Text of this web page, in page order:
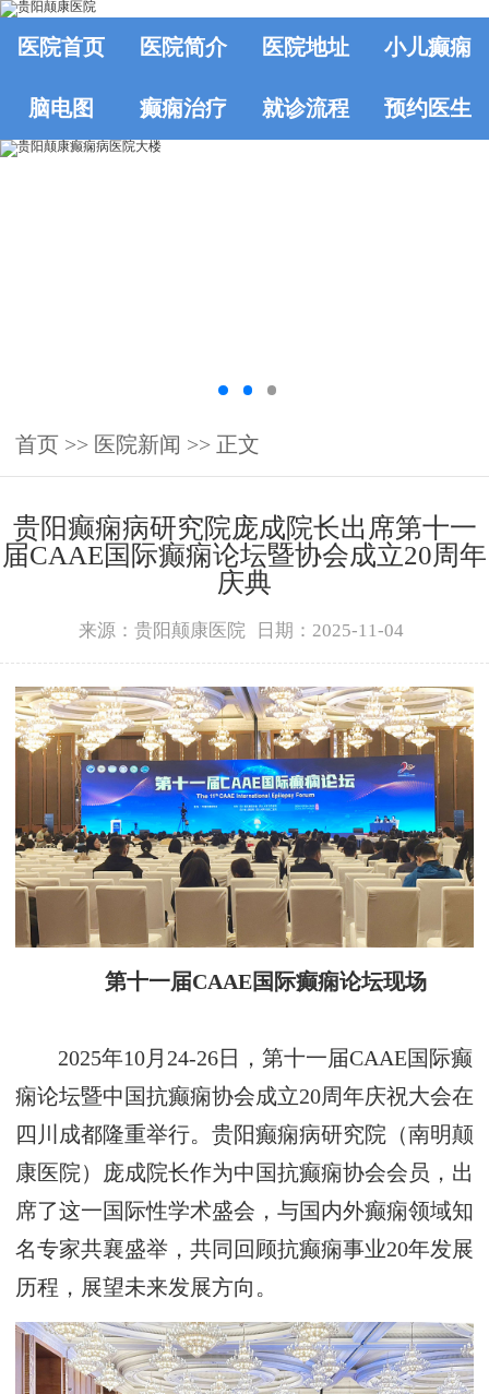
医院首页 医院简介 医院地址 小儿癫痫
脑电图 癫痫治疗 就诊流程 预约医生
首页 >> 医院新闻 >> 正文
贵阳癫痫病研究院庞成院长出席第十一
届CAAE国际癫痫论坛暨协会成立20周年
庆典
来源：贵阳颠康医院 日期：2025-11-04
第十一届CAAE国际癫痫论坛现场
2025年10月24-26日 ，第十一届CAAE国际癫
痫论坛暨中国抗癫痫协会成立20周年庆祝大会在
四川成都隆重举行。贵阳癫痫病研究院 （南明颠
康医院）庞成院长作为中国抗癫痫协会会员，出
席了这一国际性学术盛会，与国内外癫痫领域知
名专家共襄盛举，共同回顾抗癫痫事业20年发展
历程，展望未来发展方向。